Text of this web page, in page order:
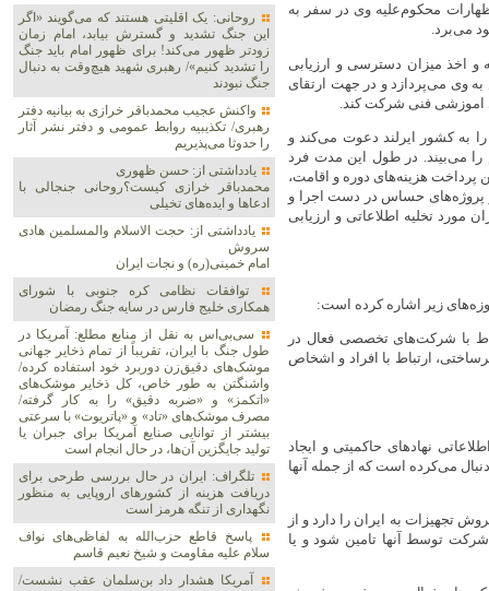
محکوم‌علیه وی در سفر به
می‌برد.
اخذ میزان دسترسی و ارزیابی
وی می‌پردازد و در جهت ارتقای
اموزشی فنی شرکت کند.
به کشور ایرلند دعوت می‌کند و
لازم را می‌بیند. در طول این مدت فرد
هزینه‌های دوره و اقامت،
پروژه‌های حساس در دست اجرا و
مورد تخلیه اطلاعاتی و ارزیابی
زیر اشاره کرده است:
با شرکت‌های تخصصی فعال در
ارتباط با افراد و اشخاص
نهادهای حاکمیتی و ایجاد
می‌کرده است که از جمله آنها
تجهیزات به ایران را دارد و از
توسط آنها تامین شود و یا
روحانی: یک اقلیتی هستند که می‌گویند «اگر
این جنگ تشدید و گسترش بیابد، امام زمان
زودتر ظهور می‌کند! برای ظهور امام باید جنگ
را تشدید کنیم»/ رهبری شهید هیچ‌وقت به دنبال
جنگ نبودند
واکنش عجیب محمدباقر خرازی به بیانیه دفتر
رهبری/ تکذیبیه روابط عمومی و دفتر نشر آثار
را حدوثا می‌پذیریم
یادداشتی از: حسن ظهوری
محمدباقر خرازی کیست؟روحانی جنجالی با
ادعاها و ایده‌های تخیلی
یادداشتی از: حجت الاسلام والمسلمین هادی
سروش
امام خمینی(ره) و نجات ایران
توافقات نظامی کره جنوبی با شورای
همکاری خلیج فارس در سایه جنگ رمضان
سی‌بی‌اس به نقل از منابع مطلع: آمریکا در
طول جنگ با ایران، تقریباً از تمام ذخایر جهانی
موشک‌های دقیق‌زن دوربرد خود استفاده کرده/
واشنگتن به طور خاص، کل ذخایر موشک‌های
«اتکمز» و «ضربه دقیق» را به کار گرفته/
مصرف موشک‌های «تاد» و «پاتریوت» با سرعتی
بیشتر از توانایی صنایع آمریکا برای جبران یا
تولید جایگزین آن‌ها، در حال انجام است
تلگراف: ایران در حال بررسی طرحی برای
دریافت هزینه از کشورهای اروپایی به منظور
نگهداری از تنگه هرمز است
پاسخ قاطع حزب‌الله به لفاظی‌های نواف
سلام علیه مقاومت و شیخ نعیم قاسم
آمریکا هشدار داد بن‌سلمان عقب نشست/